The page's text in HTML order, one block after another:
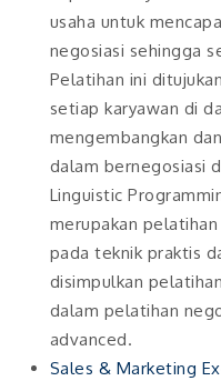
usaha untuk
negosiasi sehingga
Pelatihan ini
setiap karyawan di
mengembangkan
dalam bernegosiasi
Linguistic
merupakan
pada teknik praktis
disimpulkan
dalam pelatihan
advanced.
Sales & Marketing